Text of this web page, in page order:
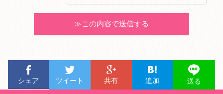
Alternative:
シェア
ツイート 共有 追加 送る